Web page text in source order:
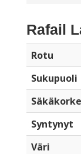
Rafail
Rotu
Sukupuoli
Syntynyt
Väri